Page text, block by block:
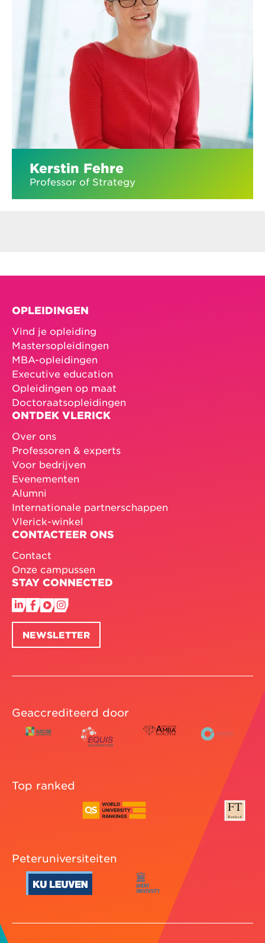
Kerstin Fehre
Professor of Strategy
OPLEIDINGEN
Vind je opleiding
Mastersopleidingen
MBA-opleidingen
Executive education
Opleidingen op maat
Doctoraatsopleidingen
ONTDEK VLERICK
Over ons
Professoren & experts
Voor bedrijven
Evenementen
Alumni
Internationale partnerschappen
Vlerick-winkel
CONTACTEER ONS
Contact
Onze campussen
STAY CONNECTED
NEWSLETTER
Geaccrediteerd door
Top ranked
Peteruniversiteiten